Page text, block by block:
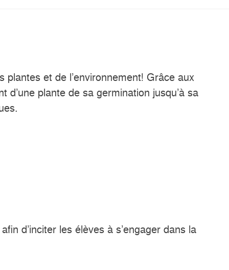
et de l’environnement! Grâce aux
plante de sa germination jusqu’à sa
d’inciter les élèves à s’engager dans la